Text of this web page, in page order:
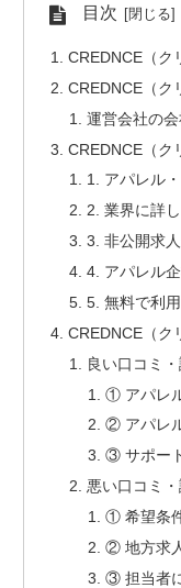
目次
CREDNCE（ク
CREDNCE（ク
運営会社の
CREDNCE（ク
1. アパレル
2. 業界に詳
3. 非公開求
4. アパレル
5. 無料で利
CREDNCE（ク
良い口コミ・
① アパレ
② アパレ
③ サポー
悪い口コミ・
① 希望条
② 地方求
③ 担当者